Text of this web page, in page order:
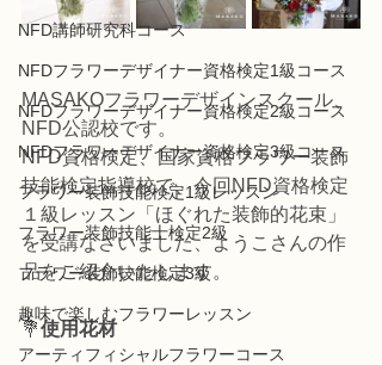
NFD講師研究科コース
NFDフラワーデザイナー資格検定1級コース
NFDフラワーデザイナー資格検定2級コース
NFDフラワーデザイナー資格検定3級コース
フラワー装飾技能検定1級レッスン
フラワー装飾技能士検定2級
フラワー装飾技能検定3級
趣味で楽しむフラワーレッスン
アーティフィシャルフラワーコース
MASAKOフラワーデザインスクール、
NFD公認校です。
NFD資格検定、国家資格フラワー装飾
技能検定指導校で、今回NFD資格検定
１級レッスン「ほぐれた装飾的花束」
を受講なさいました、ようこさんの作
品をご紹介いたします。
💐使用花材